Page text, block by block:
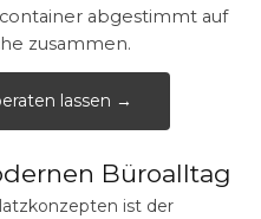
abgestimmt auf
zusammen.
lassen →
Büroalltag
ist der